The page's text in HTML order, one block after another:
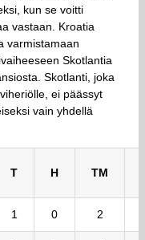
kun se voitti
vastaan. Kroatia
varmistamaan
Skotlantia
Skotlanti, joka
ei päässyt
vain yhdellä
T H TM
1 0 2